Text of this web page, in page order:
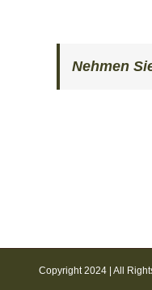
Nehmen
Copyright 2024 | All